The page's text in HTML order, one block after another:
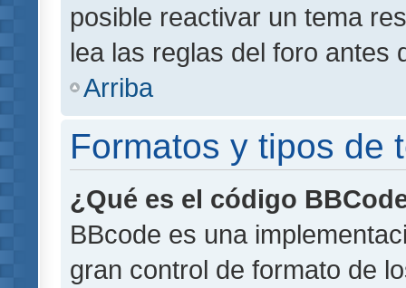
posible reactivar un tema
lea las reglas del foro antes
Arriba
Formatos y tipos de
¿Qué es el código
BBcode es una
gran control de formato de